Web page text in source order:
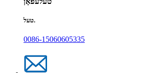
טעל.
0086-15060605335